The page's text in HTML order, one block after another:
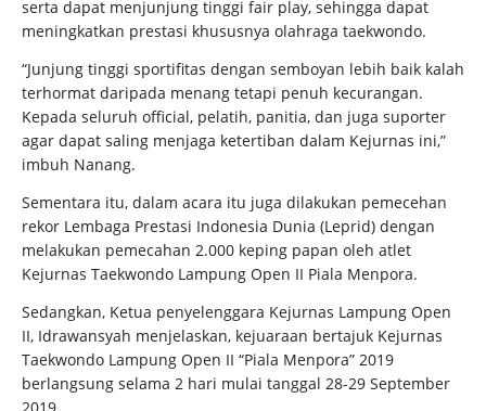
serta dapat menjunjung tinggi fair play, sehingga dapat
meningkatkan prestasi khususnya olahraga taekwondo.
“Junjung tinggi sportifitas dengan semboyan lebih baik kalah
terhormat daripada menang tetapi penuh kecurangan.
Kepada seluruh official, pelatih, panitia, dan juga suporter
agar dapat saling menjaga ketertiban dalam Kejurnas ini,”
imbuh Nanang.
Sementara itu, dalam acara itu juga dilakukan pemecehan
rekor Lembaga Prestasi Indonesia Dunia (Leprid) dengan
melakukan pemecahan 2.000 keping papan oleh atlet
Kejurnas Taekwondo Lampung Open II Piala Menpora.
Sedangkan, Ketua penyelenggara Kejurnas Lampung Open
II, Idrawansyah menjelaskan, kejuaraan bertajuk Kejurnas
Taekwondo Lampung Open II “Piala Menpora” 2019
berlangsung selama 2 hari mulai tanggal 28-29 September